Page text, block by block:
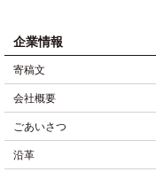
企業情報
寄稿文
会社概要
ごあいさつ
沿革